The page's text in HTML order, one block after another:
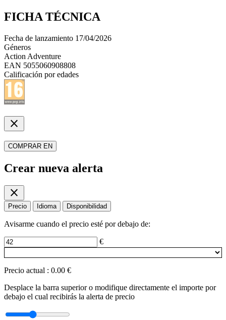
FICHA TÉCNICA
Fecha de lanzamiento 17/04/2026
Géneros
Action Adventure
EAN 5055060908808
Calificación por edades
close
COMPRAR EN
Crear nueva alerta
close
Precio Idioma Disponibilidad
Avisarme cuando el precio esté por debajo de:
€
Precio actual : 0.00 €
Desplace la barra superior o modifique directamente el importe por
debajo el cual recibirás la alerta de precio